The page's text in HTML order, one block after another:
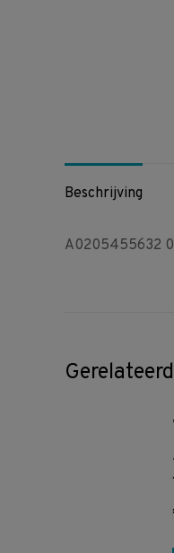
Beschrijving
A0205455632